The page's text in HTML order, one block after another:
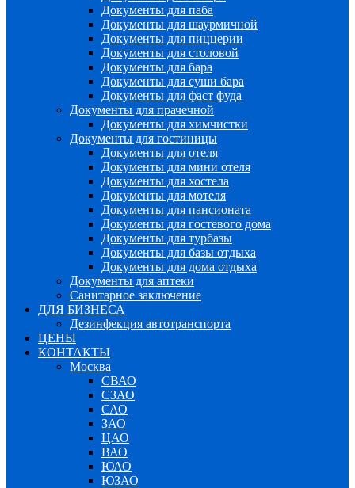
Документы для паба
Документы для шаурмичной
Документы для пиццерии
Документы для столовой
Документы для бара
Документы для суши бара
Документы для фаст фуда
Документы для прачечной
Документы для химчистки
Документы для гостиницы
Документы для отеля
Документы для мини отеля
Документы для хостела
Документы для мотеля
Документы для пансионата
Документы для гостевого дома
Документы для турбазы
Документы для базы отдыха
Документы для дома отдыха
Документы для аптеки
Санитарное заключение
ДЛЯ БИЗНЕСА
Дезинфекция автотранспорта
ЦЕНЫ
КОНТАКТЫ
Москва
СВАО
СЗАО
САО
ЗАО
ЦАО
ВАО
ЮАО
ЮЗАО